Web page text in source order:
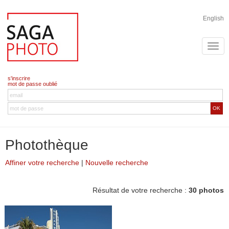
English
s'inscrire
mot de passe oublié
OK
Photothèque
Affiner votre recherche | Nouvelle recherche
Résultat de votre recherche : 30 photos